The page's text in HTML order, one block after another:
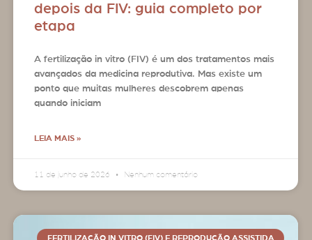
depois da FIV: guia completo por
etapa
A fertilização in vitro (FIV) é um dos tratamentos mais
avançados da medicina reprodutiva. Mas existe um
ponto que muitas mulheres descobrem apenas
quando iniciam
LEIA MAIS »
11 de junho de 2026 Nenhum comentário
FERTILIZAÇÃO IN VITRO (FIV) E REPRODUÇÃO ASSISTIDA